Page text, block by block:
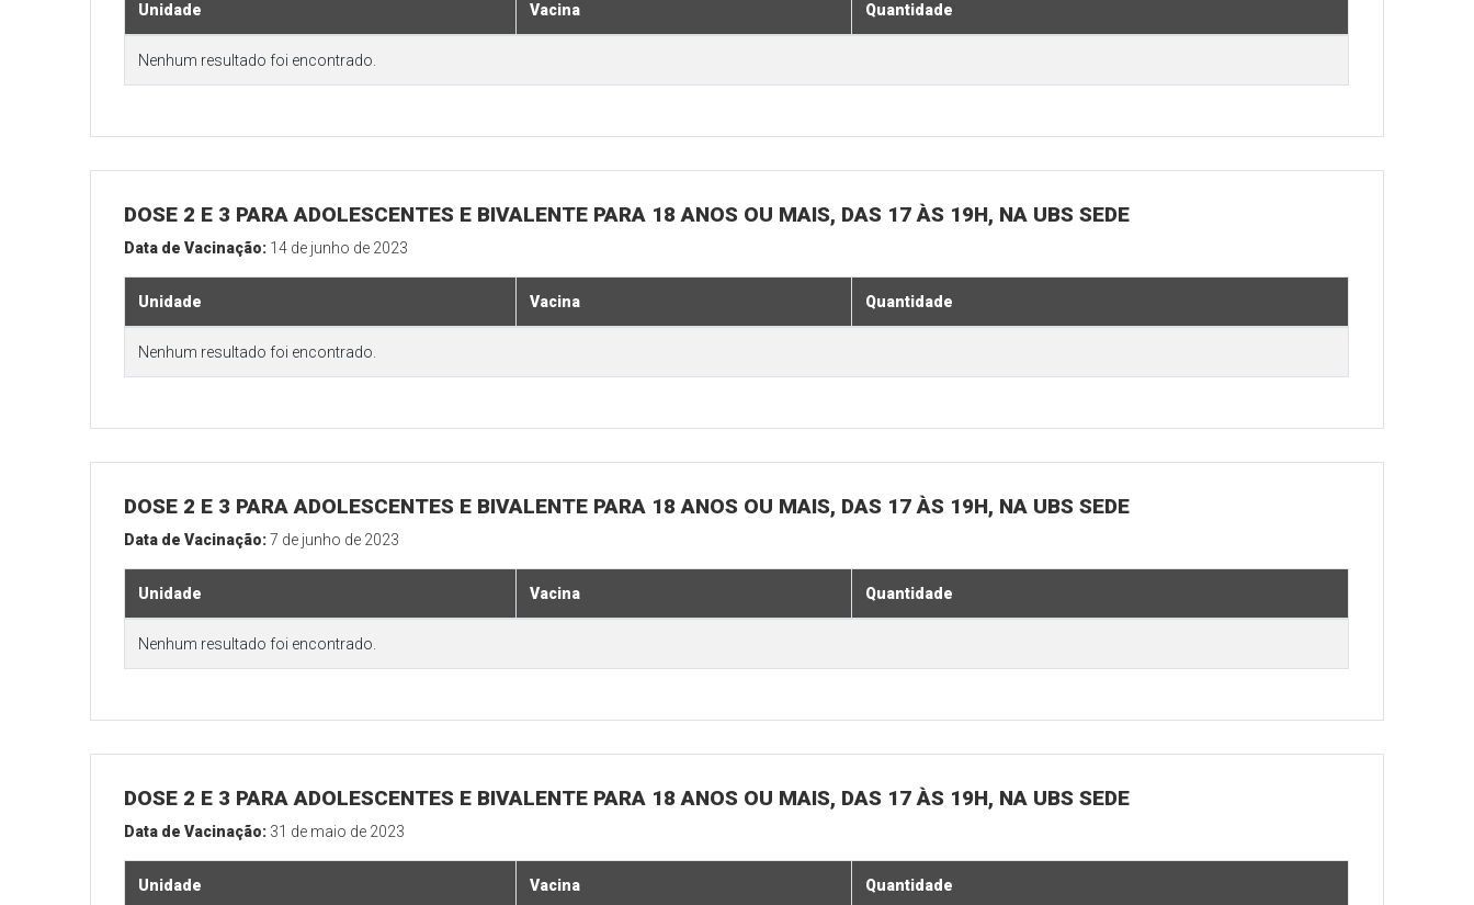
Unidade Vacina Quantidade
Nenhum resultado foi encontrado.
DOSE 2 E 3 PARA ADOLESCENTES E BIVALENTE PARA 18 ANOS OU MAIS, DAS 17 ÀS 19H, NA UBS SEDE
Data de Vacinação: 14 de junho de 2023
Unidade Vacina Quantidade
Nenhum resultado foi encontrado.
DOSE 2 E 3 PARA ADOLESCENTES E BIVALENTE PARA 18 ANOS OU MAIS, DAS 17 ÀS 19H, NA UBS SEDE
Data de Vacinação:7 de junho de 2023
Unidade Vacina Quantidade
Nenhum resultado foi encontrado.
DOSE 2 E 3 PARA ADOLESCENTES E BIVALENTE PARA 18 ANOS OU MAIS, DAS 17 ÀS 19H, NA UBS SEDE
Data de Vacinação: 31 de maio de 2023
Unidade Vacina Quantidade